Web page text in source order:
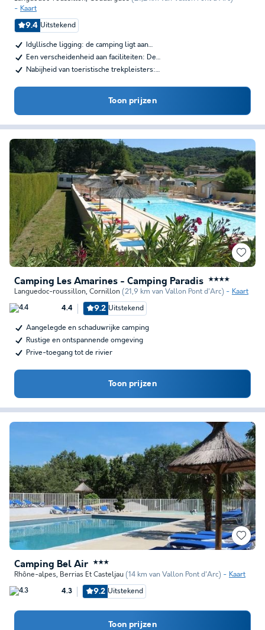
Kaart
9.4 Uitstekend
Idyllische ligging: de camping ligt aan…
Een verscheidenheid aan faciliteiten: De…
Nabijheid van toeristische trekpleisters:…
Toon prijzen
Camping Les Amarines - Camping Paradis ★★★★
Languedoc-roussillon, Cornillon (21,9 km van Vallon Pont d'Arc) Kaart
4.4 9.2 Uitstekend
Aangelegde en schaduwrijke camping
Rustige en ontspannende omgeving
Prive-toegang tot de rivier
Toon prijzen
Camping Bel Air ★★★
Rhône-alpes, Berrias Et Casteljau (14 km van Vallon Pont d'Arc) Kaart
4.3 9.2 Uitstekend
Toon prijzen